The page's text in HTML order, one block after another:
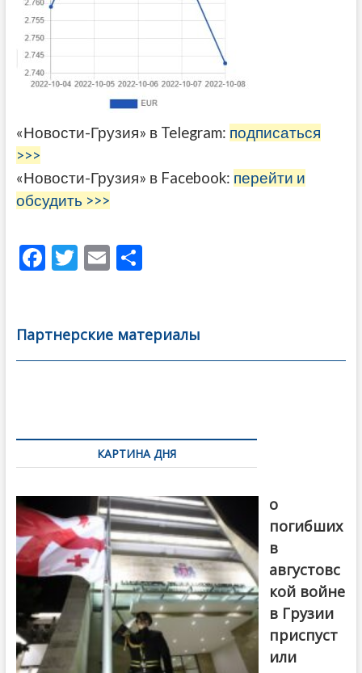
«Новости-Грузия» в Telegram: подписаться
>>>
«Новости-Грузия» в Facebook: перейти и
обсудить >>>
F
b
o
T
er
E
l
О
а
в
Партнерские материалы
по
записямКАРТИНА ДНЯ
о
погибших
в
августовс
кой войне
в Грузии
приспуст
или